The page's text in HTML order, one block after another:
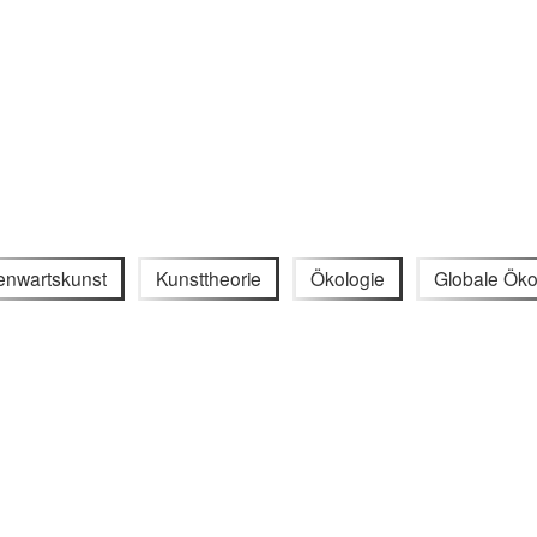
Kunsttheorie Ökologie Globale